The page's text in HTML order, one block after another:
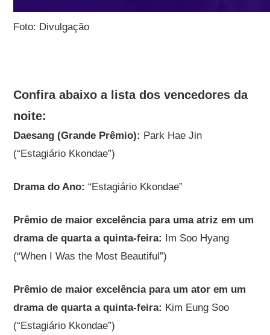
Foto: Divulgação
Confira abaixo a lista dos vencedores da
noite:
Daesang (Grande Prêmio): Park Hae Jin
(“Estagiário Kkondae”)
Drama do Ano: “Estagiário Kkondae”
Prêmio de maior excelência para uma atriz em um
drama de quarta a quinta-feira: Im Soo Hyang
(“When I Was the Most Beautiful”)
Prêmio de maior excelência para um ator em um
drama de quarta a quinta-feira: Kim Eung Soo
(“Estagiário Kkondae”)